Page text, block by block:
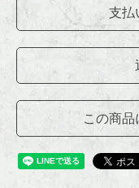
支払
この商品